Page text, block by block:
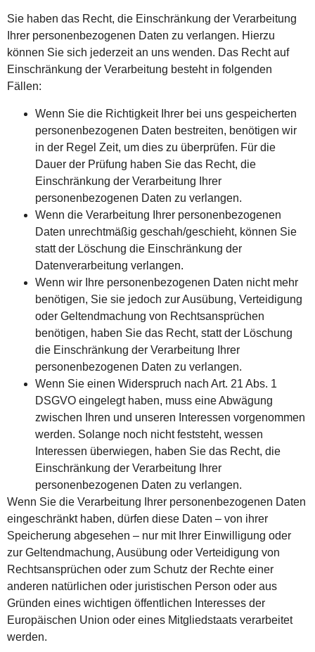
Sie haben das Recht, die Einschränkung der Verarbeitung
Ihrer personenbezogenen Daten zu verlangen. Hierzu
können Sie sich jederzeit an uns wenden. Das Recht auf
Einschränkung der Verarbeitung besteht in folgenden
Fällen:
Wenn Sie die Richtigkeit Ihrer bei uns gespeicherten
personenbezogenen Daten bestreiten, benötigen wir
in der Regel Zeit, um dies zu überprüfen. Für die
Dauer der Prüfung haben Sie das Recht, die
Einschränkung der Verarbeitung Ihrer
personenbezogenen Daten zu verlangen.
Wenn die Verarbeitung Ihrer personenbezogenen
Daten unrechtmäßig geschah/geschieht, können Sie
statt der Löschung die Einschränkung der
Datenverarbeitung verlangen.
Wenn wir Ihre personenbezogenen Daten nicht mehr
benötigen, Sie sie jedoch zur Ausübung, Verteidigung
oder Geltendmachung von Rechtsansprüchen
benötigen, haben Sie das Recht, statt der Löschung
die Einschränkung der Verarbeitung Ihrer
personenbezogenen Daten zu verlangen.
Wenn Sie einen Widerspruch nach Art. 21 Abs. 1
DSGVO eingelegt haben, muss eine Abwägung
zwischen Ihren und unseren Interessen vorgenommen
werden. Solange noch nicht feststeht, wessen
Interessen überwiegen, haben Sie das Recht, die
Einschränkung der Verarbeitung Ihrer
personenbezogenen Daten zu verlangen.
Wenn Sie die Verarbeitung Ihrer personenbezogenen Daten
eingeschränkt haben, dürfen diese Daten – von ihrer
Speicherung abgesehen – nur mit Ihrer Einwilligung oder
zur Geltendmachung, Ausübung oder Verteidigung von
Rechtsansprüchen oder zum Schutz der Rechte einer
anderen natürlichen oder juristischen Person oder aus
Gründen eines wichtigen öffentlichen Interesses der
Europäischen Union oder eines Mitgliedstaats verarbeitet
werden.